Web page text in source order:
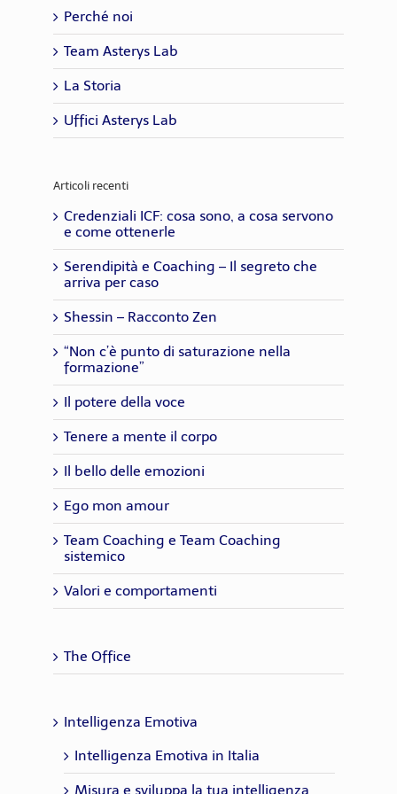
Perché noi
Team Asterys Lab
La Storia
Uffici Asterys Lab
Articoli recenti
Credenziali ICF: cosa sono, a cosa servono
e come ottenerle
Serendipità e Coaching – Il segreto che
arriva per caso
Shessin – Racconto Zen
“Non c’è punto di saturazione nella
formazione”
Il potere della voce
Tenere a mente il corpo
Il bello delle emozioni
Ego mon amour
Team Coaching e Team Coaching
sistemico
Valori e comportamenti
The Office
Intelligenza Emotiva
Intelligenza Emotiva in Italia
Misura e sviluppa la tua intelligenza